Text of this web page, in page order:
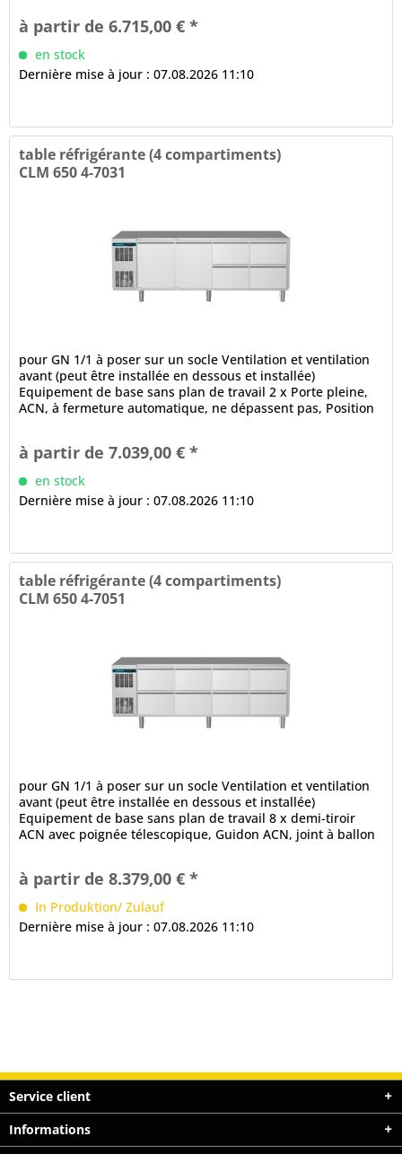
à partir de 6.715,00 € *
en stock
Dernière mise à jour : 07.08.2026 11:10
table réfrigérante (4 compartiments)
CLM 650 4-7031
pour GN 1/1 à poser sur un socle Ventilation et ventilation
avant (peut être installée en dessous et installée)
Equipement de base sans plan de travail 2 x Porte pleine,
ACN, à fermeture automatique, ne dépassent pas, Position
à partir de 7.039,00 € *
en stock
Dernière mise à jour : 07.08.2026 11:10
table réfrigérante (4 compartiments)
CLM 650 4-7051
pour GN 1/1 à poser sur un socle Ventilation et ventilation
avant (peut être installée en dessous et installée)
Equipement de base sans plan de travail 8 x demi-tiroir
ACN avec poignée télescopique, Guidon ACN, joint à ballon
à partir de 8.379,00 € *
In Produktion/ Zulauf
Dernière mise à jour : 07.08.2026 11:10
Service client
Informations